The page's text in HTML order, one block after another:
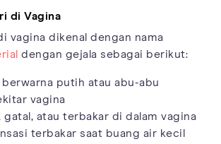
di Vagina
vagina dikenal dengan nama
dengan gejala sebagai berikut:
berwarna putih atau abu-abu
vagina
gatal, atau terbakar di dalam vagina
terbakar saat buang air kecil